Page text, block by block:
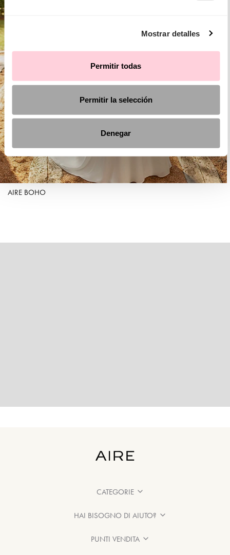
Mostrar detalles
Permitir todas
Permitir la selección
Denegar
AIRE BOHO
CATEGORIE
HAI BISOGNO DI AIUTO?
PUNTI VENDITA